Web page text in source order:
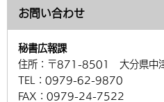
お問い合わせ
秘書広報課
住所： 〒871-8501 大分県中
TEL： 0979-62-9870
FAX： 0979-24-7522